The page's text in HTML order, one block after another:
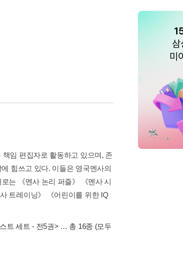
임 편집자로 활동하고 있으며, 존
에 힘쓰고 있다. 이들은 영국멘사의
는 《멘사 논리 퍼즐》 《멘사 시
트레이닝》 《어린이를 위한 IQ
트 세트 - 전5권> … 총 16종 (모두